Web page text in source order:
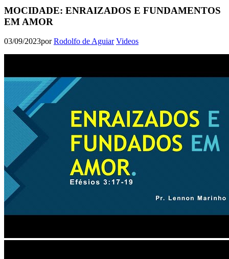
MOCIDADE: ENRAIZADOS E FUNDAMENTOS
EM AMOR
03/09/2023porRodolfo de Aguiar Videos